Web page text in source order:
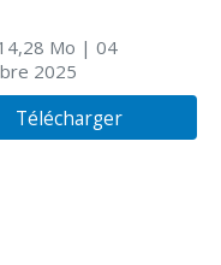
Mo | 04
2025
Télécharger